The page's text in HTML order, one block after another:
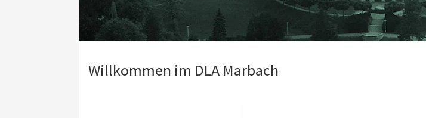
Willkommen im DLA Marbach